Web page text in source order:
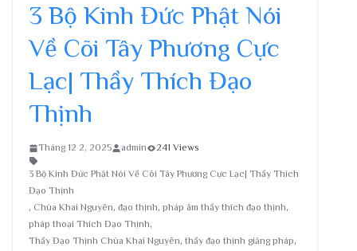
3 Bộ Kinh Đức Phật Nói
Về Cõi Tây Phương Cực
Lạc| Thầy Thích Đạo
Thịnh
Tháng 12 2, 2025 admin 241 Views
3 Bộ Kinh Đức Phật Nói Về Cõi Tây Phương Cực Lạc| Thầy Thích
Đạo Thịnh
, Chùa Khai Nguyên, đạo thịnh, pháp âm thầy thích đạo thịnh,
pháp thoại Thích Đạo Thịnh,
Thầy Đạo Thịnh Chùa Khai Nguyên, thầy đạo thịnh giảng pháp,